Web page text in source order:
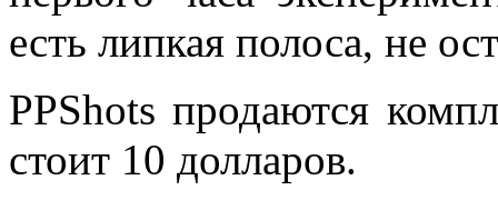
есть липкая полоса, не
PPShots продаются
стоит 10 долларов.